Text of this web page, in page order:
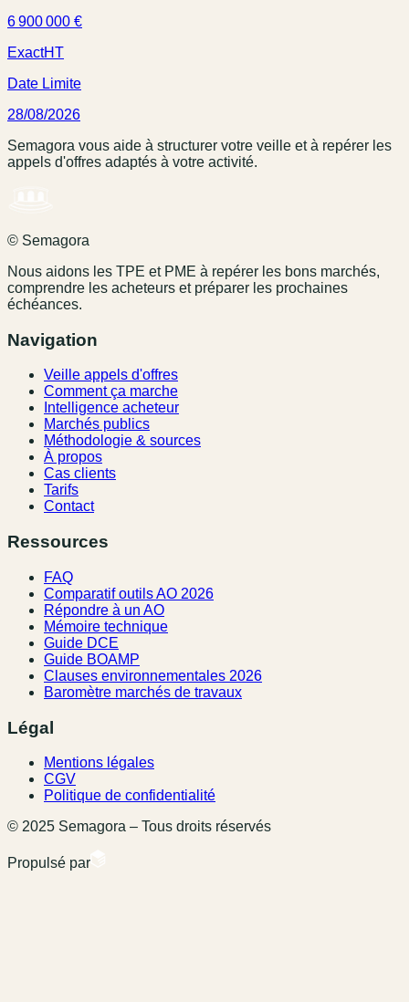
6 900 000 €
ExactHT
Date Limite
28/08/2026
Semagora vous aide à structurer votre veille et à repérer les
appels d'offres adaptés à votre activité.
© Semagora
Nous aidons les TPE et PME à repérer les bons marchés,
comprendre les acheteurs et préparer les prochaines
échéances.
Navigation
Veille appels d'offres
Comment ça marche
Intelligence acheteur
Marchés publics
Méthodologie & sources
À propos
Cas clients
Tarifs
Contact
Ressources
FAQ
Comparatif outils AO 2026
Répondre à un AO
Mémoire technique
Guide DCE
Guide BOAMP
Clauses environnementales 2026
Baromètre marchés de travaux
Légal
Mentions légales
CGV
Politique de confidentialité
© 2025 Semagora – Tous droits réservés
Propulsé par